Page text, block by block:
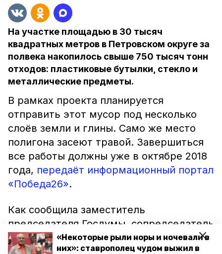
«Некоторые рыли норы и ночевали в
них»: ставрополец чудом выжил в
На участке площадью в 30 тысяч
квадратных метров в Петровском округе за
полвека накопилось свыше 750 тысяч тонн
отходов: пластиковые бутылки, стекло и
металлические предметы.
В рамках проекта планируется
отправить этот мусор под несколько
слоёв земли и глины. Само же место
полигона засеют травой. Завершиться
все работы должны уже в октябре 2018
года, передаёт информационный портал
«Победа26».
Как сообщила заместитель
председателя Госдумы, сопредседатель
Центрального штаба ОНФ Ольга
Тимофеева, на ликвидацию